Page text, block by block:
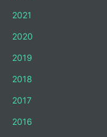
2021
2020
2019
2018
2017
2016